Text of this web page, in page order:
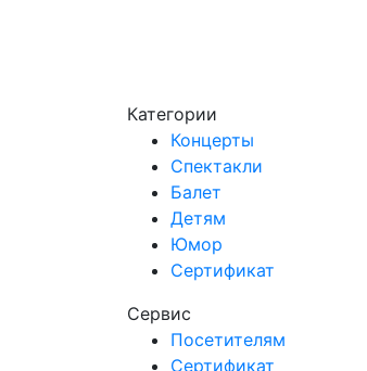
Категории
Концерты
Спектакли
Балет
Детям
Юмор
Сертификат
Сервис
Посетителям
Сертификат